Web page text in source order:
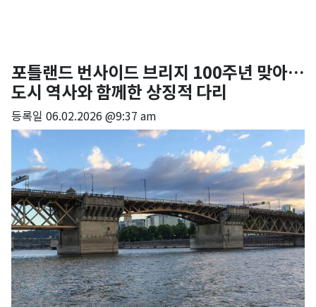
포틀랜드 번사이드 브리지 100주년 맞아…
도시 역사와 함께한 상징적 다리
등록일 06.02.2026 @9:37 am